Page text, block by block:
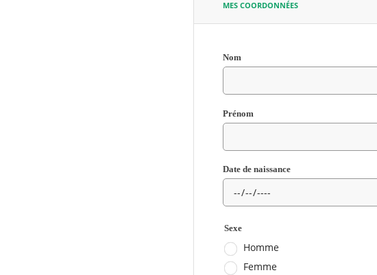
MES COORDONNÉES
Nom
requis
Prénom
requis
Date de naissance
Sexe
Homme
Femme